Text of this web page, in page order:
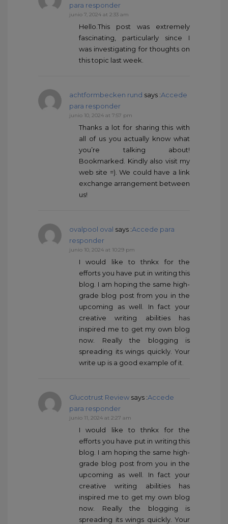
para responder
junio 7, 2024 at 2:33 am
Hello.This post was extremely
fascinating, particularly since I
was investigating for thoughts on
this topic last week.
achtformbecken rund says :Accede
para responder
junio 10, 2024 at 7:57 pm
Thanks a lot for sharing this with
all of us you actually know what
you’re talking about!
Bookmarked. Kindly also visit my
web site =). We could have a link
exchange arrangement between
us!
ovalpool oval says :Accede para
responder
junio 10, 2024 at 10:29 pm
I would like to thnkx for the
efforts you have put in writing this
blog. I am hoping the same high-
grade blog post from you in the
upcoming as well. In fact your
creative writing abilities has
inspired me to get my own blog
now. Really the blogging is
spreading its wings quickly. Your
write up is a good example of it.
Glucotrust Review says :Accede
para responder
junio 11, 2024 at 2:27 am
I would like to thnkx for the
efforts you have put in writing this
blog. I am hoping the same high-
grade blog post from you in the
upcoming as well. In fact your
creative writing abilities has
inspired me to get my own blog
now. Really the blogging is
spreading its wings quickly. Your